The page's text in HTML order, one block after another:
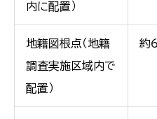
内に配置）
地籍図根点（地籍
調査実施区域内で
配置）
約